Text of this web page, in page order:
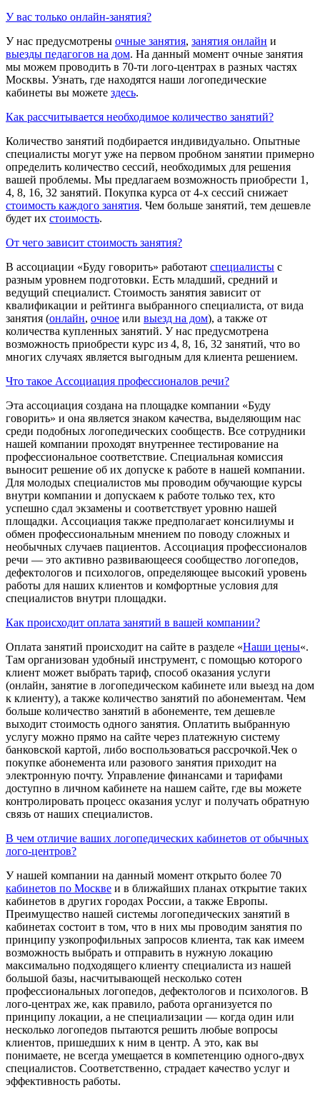
У вас только онлайн-занятия?
У нас предусмотрены очные занятия, занятия онлайн и
выезды педагогов на дом. На данный момент очные занятия
мы можем проводить в 70-ти лого-центрах в разных частях
Москвы. Узнать, где находятся наши логопедические
кабинеты вы можете здесь.
Как рассчитывается необходимое количество занятий?
Количество занятий подбирается индивидуально. Опытные
специалисты могут уже на первом пробном занятии примерно
определить количество сессий, необходимых для решения
вашей проблемы. Мы предлагаем возможность приобрести 1,
4, 8, 16, 32 занятий. Покупка курса от 4-х сессий снижает
стоимость каждого занятия. Чем больше занятий, тем дешевле
будет их стоимость.
От чего зависит стоимость занятия?
В ассоциации «Буду говорить» работают специалисты с
разным уровнем подготовки. Есть младший, средний и
ведущий специалист. Стоимость занятия зависит от
квалификации и рейтинга выбранного специалиста, от вида
занятия (онлайн, очное или выезд на дом), а также от
количества купленных занятий. У нас предусмотрена
возможность приобрести курс из 4, 8, 16, 32 занятий, что во
многих случаях является выгодным для клиента решением.
Что такое Ассоциация профессионалов речи?
Эта ассоциация создана на площадке компании «Буду
говорить» и она является знаком качества, выделяющим нас
среди подобных логопедических сообществ. Все сотрудники
нашей компании проходят внутреннее тестирование на
профессиональное соответствие. Специальная комиссия
выносит решение об их допуске к работе в нашей компании.
Для молодых специалистов мы проводим обучающие курсы
внутри компании и допускаем к работе только тех, кто
успешно сдал экзамены и соответствует уровню нашей
площадки. Ассоциация также предполагает консилиумы и
обмен профессиональным мнением по поводу сложных и
необычных случаев пациентов. Ассоциация профессионалов
речи — это активно развивающееся сообщество логопедов,
дефектологов и психологов, определяющее высокий уровень
работы для наших клиентов и комфортные условия для
специалистов внутри площадки.
Как происходит оплата занятий в вашей компании?
Оплата занятий происходит на сайте в разделе «Наши цены«.
Там организован удобный инструмент, с помощью которого
клиент может выбрать тариф, способ оказания услуги
(онлайн, занятие в логопедическом кабинете или выезд на дом
к клиенту), а также количество занятий по абонементам. Чем
больше количество занятий в абонементе, тем дешевле
выходит стоимость одного занятия. Оплатить выбранную
услугу можно прямо на сайте через платежную систему
банковской картой, либо воспользоваться рассрочкой.Чек о
покупке абонемента или разового занятия приходит на
электронную почту. Управление финансами и тарифами
доступно в личном кабинете на нашем сайте, где вы можете
контролировать процесс оказания услуг и получать обратную
связь от наших специалистов.
В чем отличие ваших логопедических кабинетов от обычных
лого-центров?
У нашей компании на данный момент открыто более 70
кабинетов по Москве и в ближайших планах открытие таких
кабинетов в других городах России, а также Европы.
Преимущество нашей системы логопедических занятий в
кабинетах состоит в том, что в них мы проводим занятия по
принципу узкопрофильных запросов клиента, так как имеем
возможность выбрать и отправить в нужную локацию
максимально подходящего клиенту специалиста из нашей
большой базы, насчитывающей несколько сотен
профессиональных логопедов, дефектологов и психологов. В
лого-центрах же, как правило, работа организуется по
принципу локации, а не специализации — когда один или
несколько логопедов пытаются решить любые вопросы
клиентов, пришедших к ним в центр. А это, как вы
понимаете, не всегда умещается в компетенцию одного-двух
специалистов. Соответственно, страдает качество услуг и
эффективность работы.